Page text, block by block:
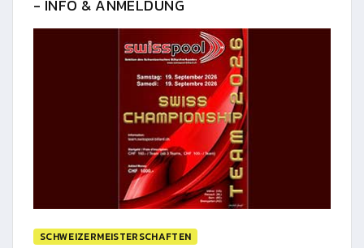
- INFO & ANMELDUNG
SCHWEIZERMEISTERSCHAFTEN